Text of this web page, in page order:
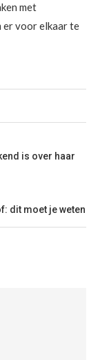
met
er voor elkaar te
is over haar
dit moet je weten